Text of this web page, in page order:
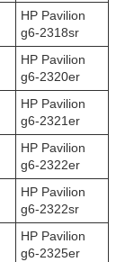
HP Pavilion
g6-2318sr
HP Pavilion
g6-2320er
HP Pavilion
g6-2321er
HP Pavilion
g6-2322er
HP Pavilion
g6-2322sr
HP Pavilion
g6-2325er